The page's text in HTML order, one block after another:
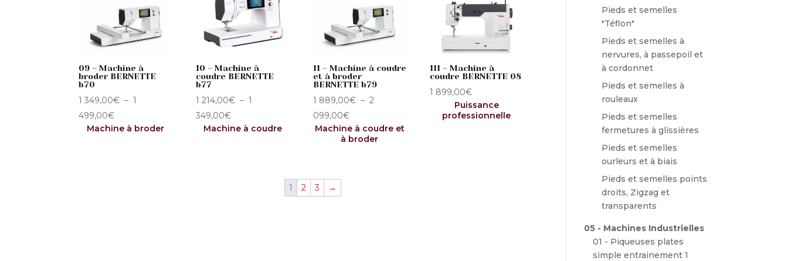
999,00€.799,00€.
09 – Machine à
broder BERNETTE
b70
1 349,00€ – 1
499,00€Plage
de
Machine à broder
10 – Machine à
coudre BERNETTE
b77
1 214,00€ – 1
349,00€Plage
de
Machine à coudre
11 – Machine à coudre
et à broder
BERNETTE b79
1 889,00€ – 2
099,00€Plage
de
Machine à coudre et
à broder
111 – Machine à
coudre BERNETTE 08
1 899,00€
Puissance
professionnelle
1 2 3 →
Pieds et semelles
"Téflon"
Pieds et semelles à
nervures, à passepoil et
à cordonnet
Pieds et semelles à
rouleaux
Pieds et semelles
fermetures à glissières
Pieds et semelles
ourleurs et à biais
Pieds et semelles points
droits, Zigzag et
transparents
05 - Machines Industrielles
01 - Piqueuses plates
simple entrainement 1